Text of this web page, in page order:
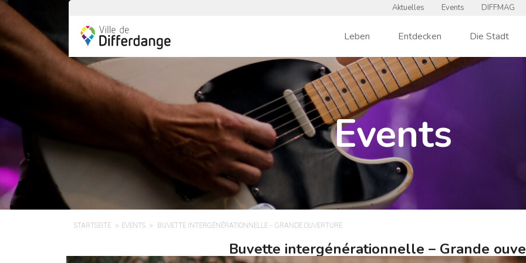
Aktuelles Events DIFFMAG
Leben Entdecken Die Stadt
Events
STARTSEITE EVENTS BUVETTE INTERGÉNÉRATIONNELLE – GRANDE OUVERTURE
Buvette intergénérationnelle – Grande